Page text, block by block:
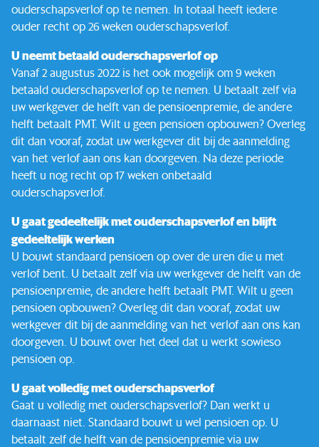
ouderschapsverlof op te nemen. In totaal heeft iedere
ouder recht op 26 weken ouderschapsverlof.
U neemt betaald ouderschapsverlof op
Vanaf 2 augustus 2022 is het ook mogelijk om 9 weken
betaald ouderschapsverlof op te nemen. U betaalt zelf via
uw werkgever de helft van de pensioenpremie, de andere
helft betaalt PMT. Wilt u geen pensioen opbouwen? Overleg
dit dan vooraf, zodat uw werkgever dit bij de aanmelding
van het verlof aan ons kan doorgeven. Na deze periode
heeft u nog recht op 17 weken onbetaald
ouderschapsverlof.
U gaat gedeeltelijk met ouderschapsverlof en blijft
gedeeltelijk werken
U bouwt standaard pensioen op over de uren die u met
verlof bent. U betaalt zelf via uw werkgever de helft van de
pensioenpremie, de andere helft betaalt PMT. Wilt u geen
pensioen opbouwen? Overleg dit dan vooraf, zodat uw
werkgever dit bij de aanmelding van het verlof aan ons kan
doorgeven. U bouwt over het deel dat u werkt sowieso
pensioen op.
U gaat volledig met ouderschapsverlof
Gaat u volledig met ouderschapsverlof? Dan werkt u
daarnaast niet. Standaard bouwt u wel pensioen op. U
betaalt zelf de helft van de pensioenpremie via uw